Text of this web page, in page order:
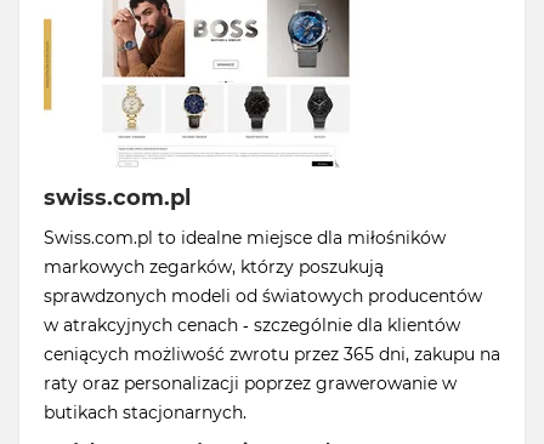
swiss.com.pl
Swiss.com.pl to idealne miejsce dla miłośników
markowych zegarków, którzy poszukują
sprawdzonych modeli od światowych producentów
w atrakcyjnych cenach - szczególnie dla klientów
ceniących możliwość zwrotu przez 365 dni, zakupu na
raty oraz personalizacji poprzez grawerowanie w
butikach stacjonarnych.